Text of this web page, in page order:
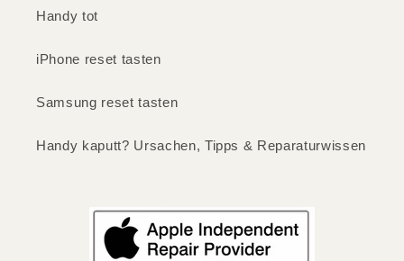
Handy tot
iPhone reset tasten
Samsung reset tasten
Handy kaputt? Ursachen, Tipps & Reparaturwissen